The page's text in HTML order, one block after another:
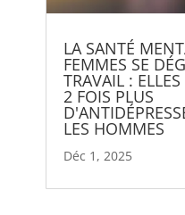
LA SANTÉ
FEMMES SE
TRAVAIL :
2 FOIS PLUS
LES HOMMES
Déc 1, 2025